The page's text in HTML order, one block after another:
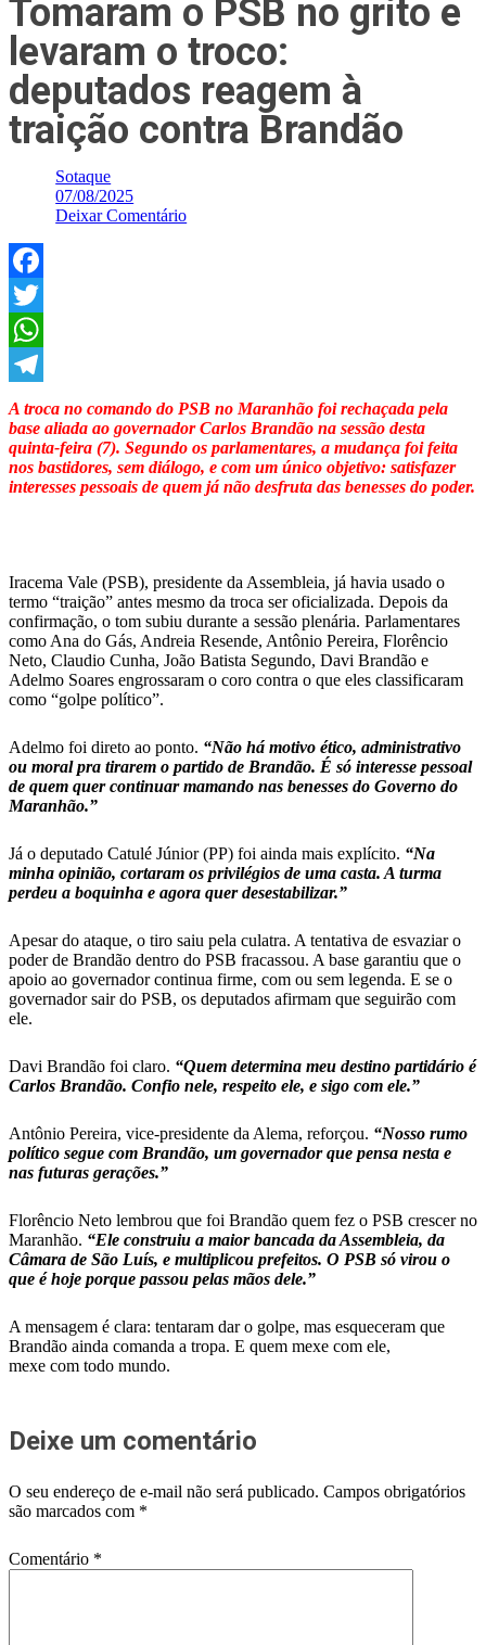
Tomaram o PSB no grito e
levaram o troco:
deputados reagem à
traição contra Brandão
Sotaque
07/08/2025
Deixar Comentário
Facebook
Twitter
WhatsApp
Telegram
A troca no comando do PSB no Maranhão foi rechaçada pela
base aliada ao governador Carlos Brandão na sessão desta
quinta-feira (7). Segundo os parlamentares, a mudança foi feita
nos bastidores, sem diálogo, e com um único objetivo: satisfazer
interesses pessoais de quem já não desfruta das benesses do poder.
Iracema Vale (PSB), presidente da Assembleia, já havia usado o
termo “traição” antes mesmo da troca ser oficializada. Depois da
confirmação, o tom subiu durante a sessão plenária. Parlamentares
como Ana do Gás, Andreia Resende, Antônio Pereira, Florêncio
Neto, Claudio Cunha, João Batista Segundo, Davi Brandão e
Adelmo Soares engrossaram o coro contra o que eles classificaram
como “golpe político”.
Adelmo foi direto ao ponto. “Não há motivo ético, administrativo
ou moral pra tirarem o partido de Brandão. É só interesse pessoal
de quem quer continuar mamando nas benesses do Governo do
Maranhão.”
Já o deputado Catulé Júnior (PP) foi ainda mais explícito. “Na
minha opinião, cortaram os privilégios de uma casta. A turma
perdeu a boquinha e agora quer desestabilizar.”
Apesar do ataque, o tiro saiu pela culatra. A tentativa de esvaziar o
poder de Brandão dentro do PSB fracassou. A base garantiu que o
apoio ao governador continua firme, com ou sem legenda. E se o
governador sair do PSB, os deputados afirmam que seguirão com
ele.
Davi Brandão foi claro. “Quem determina meu destino partidário é
Carlos Brandão. Confio nele, respeito ele, e sigo com ele.”
Antônio Pereira, vice-presidente da Alema, reforçou. “Nosso rumo
político segue com Brandão, um governador que pensa nesta e
nas futuras gerações.”
Florêncio Neto lembrou que foi Brandão quem fez o PSB crescer no
Maranhão. “Ele construiu a maior bancada da Assembleia, da
Câmara de São Luís, e multiplicou prefeitos. O PSB só virou o
que é hoje porque passou pelas mãos dele.”
A mensagem é clara: tentaram dar o golpe, mas esqueceram que
Brandão ainda comanda a tropa. E quem mexe com ele,
mexe com todo mundo.
Deixe um comentário
O seu endereço de e-mail não será publicado. Campos obrigatórios
são marcados com *
Comentário *